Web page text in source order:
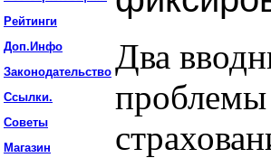
Рейтинги
Доп.Инфо
Законодательство
Ссылки.
Советы
Магазин
Два
проблемы